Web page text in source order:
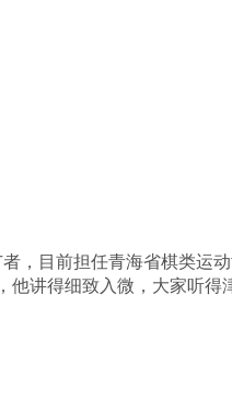
，目前担任青海省棋类运
他讲得细致入微，大家听得